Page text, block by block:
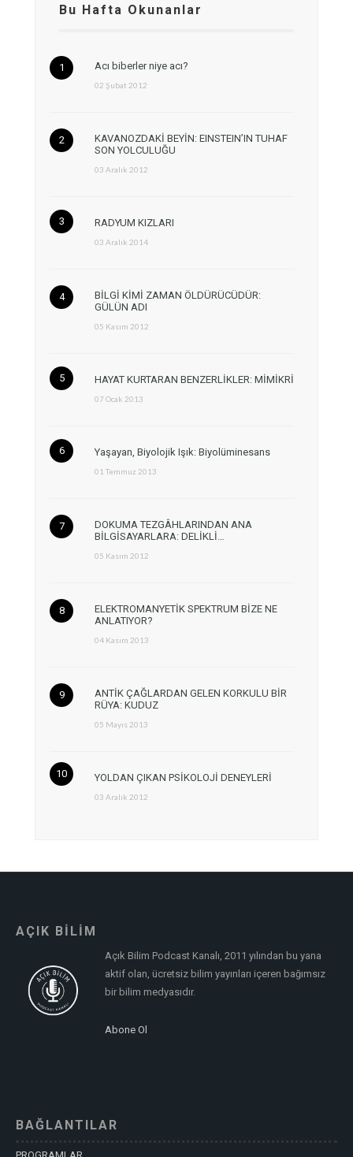
Bu Hafta Okunanlar
Acı biberler niye acı?
02 Şubat 2012
KAVANOZDAKİ BEYİN: EINSTEIN’IN TUHAF
SON YOLCULUĞU
03 Aralık 2012
RADYUM KIZLARI
03 Aralık 2014
BİLGİ KİMİ ZAMAN ÖLDÜRÜCÜDÜR:
GÜLÜN ADI
05 Kasım 2012
HAYAT KURTARAN BENZERLİKLER: MİMİKRİ
07 Ocak 2013
Yaşayan, Biyolojik Işık: Biyolüminesans
01 Temmuz 2013
DOKUMA TEZGÂHLARINDAN ANA
BİLGİSAYARLARA: DELİKLİ…
05 Kasım 2012
ELEKTROMANYETİK SPEKTRUM BİZE NE
ANLATIYOR?
04 Kasım 2013
ANTİK ÇAĞLARDAN GELEN KORKULU BİR
RÜYA: KUDUZ
05 Mayıs 2013
YOLDAN ÇIKAN PSİKOLOJİ DENEYLERİ
03 Aralık 2012
AÇIK BİLİM
Açık Bilim Podcast Kanalı, 2011 yılından bu yana
aktif olan, ücretsiz bilim yayınları içeren bağımsız
bir bilim medyasıdır.
Abone Ol
BAĞLANTILAR